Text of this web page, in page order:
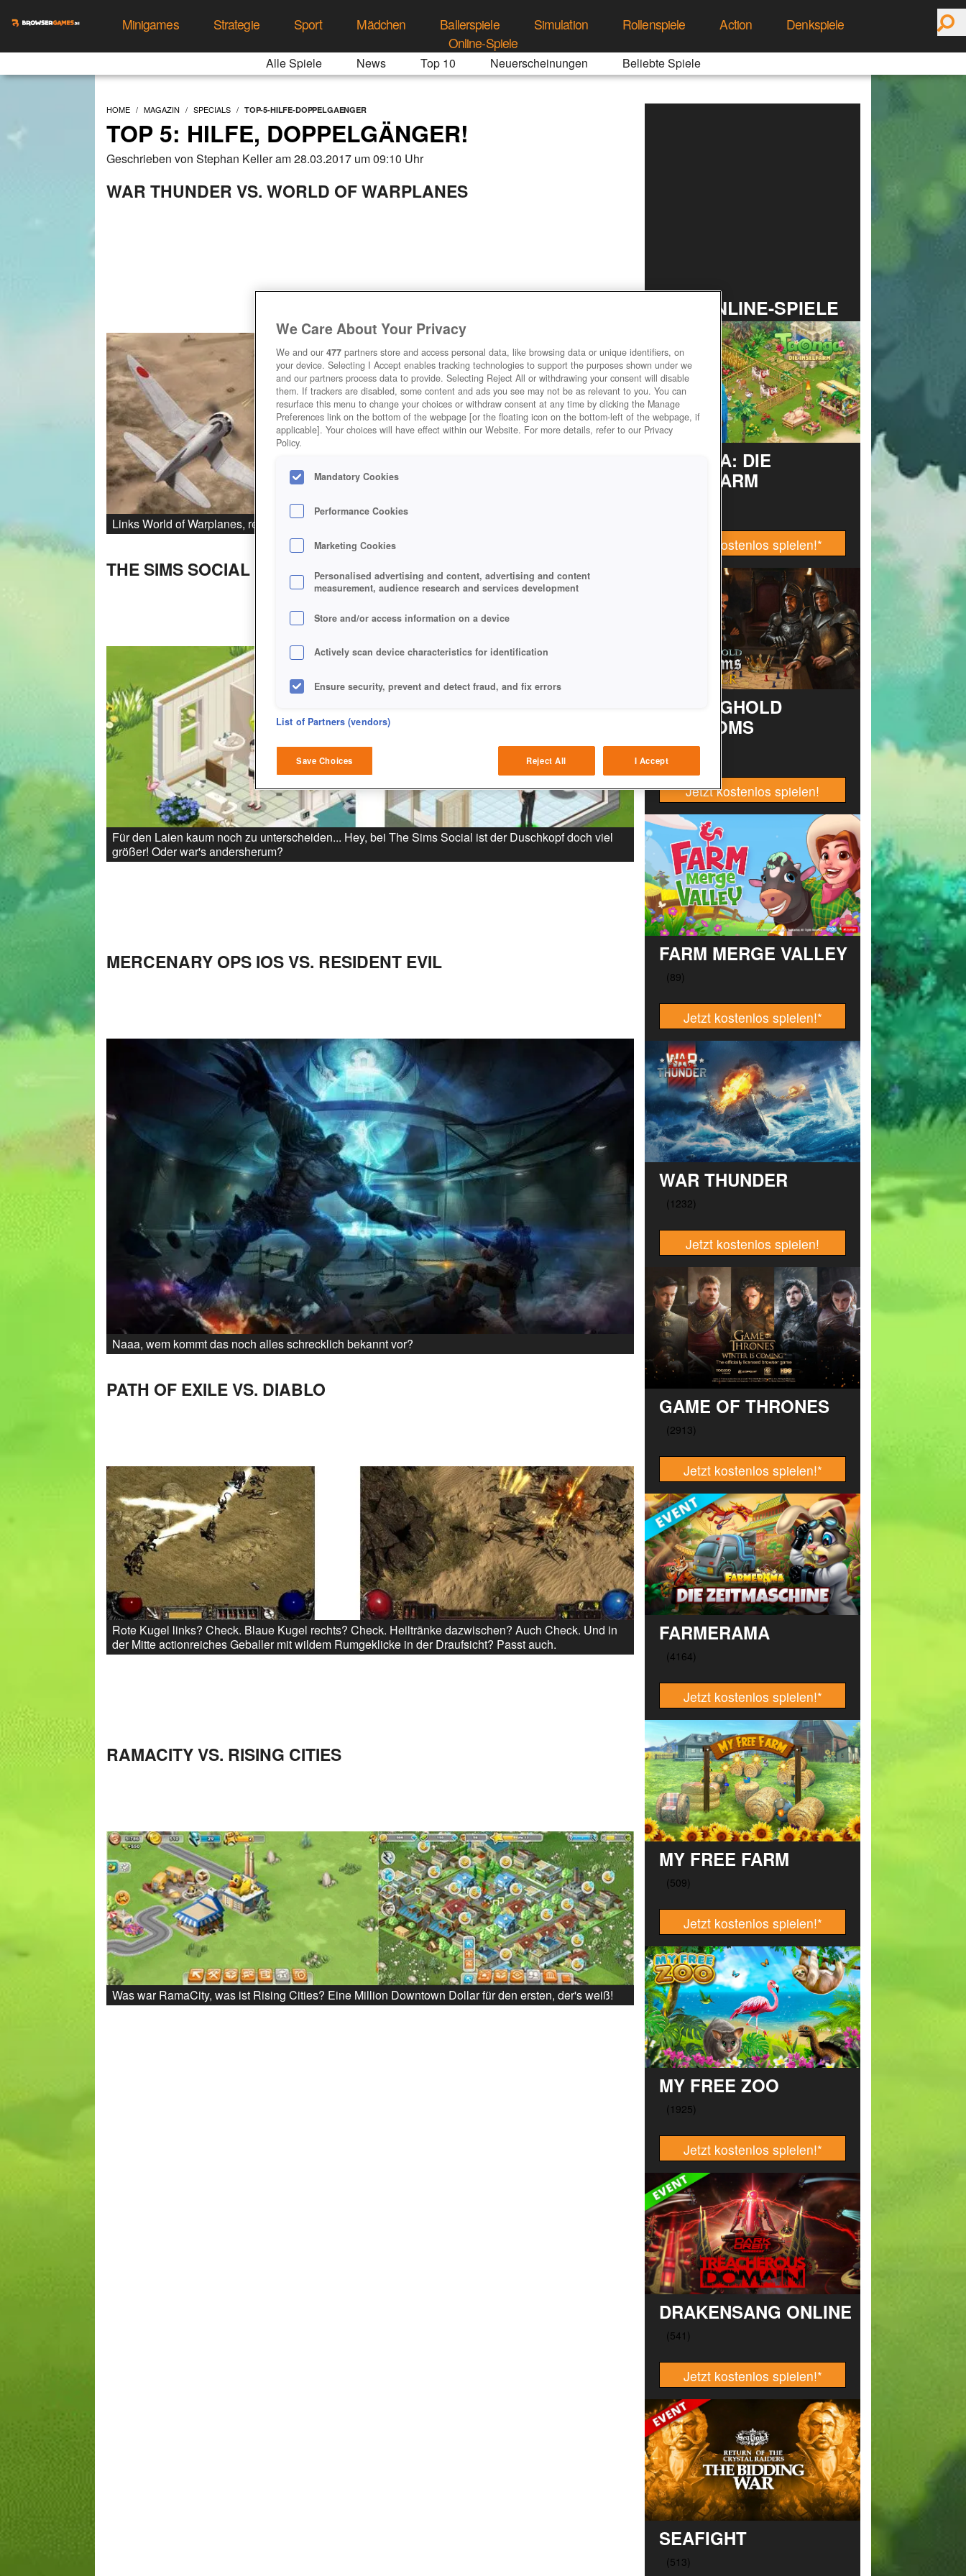
Minigames Strategie Sport Mädchen Ballerspiele Simulation Rollenspiele Action
Denkspiele
Online-Spiele
Alle Spiele News Top 10 Neuerscheinungen Beliebte Spiele
HOME MAGAZIN SPECIALS TOP-5-HILFE-DOPPELGAENGER
TOP 5: HILFE, DOPPELGÄNGER!
Geschrieben von Stephan Keller am 28.03.2017 um 09:10 Uhr
WAR THUNDER VS. WORLD OF WARPLANES
Links World of Warplanes, rechts War Thunder.
THE SIMS SOCIAL VS. THE VILLE
Für den Laien kaum noch zu unterscheiden... Hey, bei The Sims Social ist der Duschkopf doch viel
größer! Oder war's andersherum?
MERCENARY OPS IOS VS. RESIDENT EVIL
Naaa, wem kommt das noch alles schrecklich bekannt vor?
PATH OF EXILE VS. DIABLO
Rote Kugel links? Check. Blaue Kugel rechts? Check. Heiltränke dazwischen? Auch Check. Und in
der Mitte actionreiches Geballer mit wildem Rumgeklicke in der Draufsicht? Passt auch.
RAMACITY VS. RISING CITIES
Was war RamaCity, was ist Rising Cities? Eine Million Downtown Dollar für den ersten, der's weiß!
TOP ONLINE-SPIELE
TAONGA: DIE
INSELFARM
Jetzt kostenlos spielen!*
STRONGHOLD
KINGDOMS
Jetzt kostenlos spielen!
FARM MERGE VALLEY
Jetzt kostenlos spielen!*
WAR THUNDER
Jetzt kostenlos spielen!
GAME OF THRONES
Jetzt kostenlos spielen!*
FARMERAMA
Jetzt kostenlos spielen!*
MY FREE FARM
Jetzt kostenlos spielen!*
MY FREE ZOO
Jetzt kostenlos spielen!*
DRAKENSANG ONLINE
Jetzt kostenlos spielen!*
SEAFIGHT
We Care About Your Privacy
We and our 477 partners store and access personal data, like browsing data or unique identifiers, on
your device. Selecting I Accept enables tracking technologies to support the purposes shown under we
and our partners process data to provide. Selecting Reject All or withdrawing your consent will disable
them. If trackers are disabled, some content and ads you see may not be as relevant to you. You can
resurface this menu to change your choices or withdraw consent at any time by clicking the Manage
Preferences link on the bottom of the webpage [or the floating icon on the bottom-left of the webpage, if
applicable]. Your choices will have effect within our Website. For more details, refer to our Privacy
Policy.
Mandatory Cookies
Performance Cookies
Marketing Cookies
Personalised advertising and content, advertising and content
measurement, audience research and services development
Store and/or access information on a device
Actively scan device characteristics for identification
Ensure security, prevent and detect fraud, and fix errors
Deliver and present advertising and content
Match and combine data from other data sources
Link different devices
Identify devices based on information transmitted automatically
List of Partners (vendors)
Save Choices Reject All I Accept